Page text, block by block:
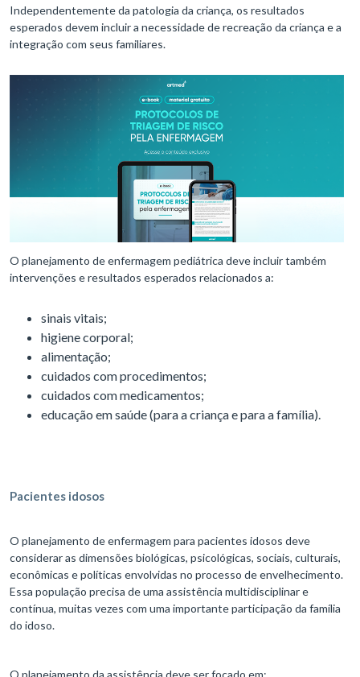
Independentemente da patologia da criança, os resultados
esperados devem incluir a necessidade de recreação da criança e a
integração com seus familiares.
O planejamento de enfermagem pediátrica deve incluir também
intervenções e resultados esperados relacionados a:
sinais vitais;
higiene corporal;
alimentação;
cuidados com procedimentos;
cuidados com medicamentos;
educação em saúde (para a criança e para a família).
Pacientes idosos
O planejamento de enfermagem para pacientes idosos deve
considerar as dimensões biológicas, psicológicas, sociais, culturais,
econômicas e políticas envolvidas no processo de envelhecimento.
Essa população precisa de uma assistência multidisciplinar e
contínua, muitas vezes com uma importante participação da família
do idoso.